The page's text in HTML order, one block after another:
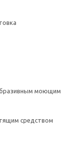
моющим
средством